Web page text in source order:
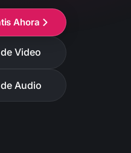
Ahora
Video
Audio